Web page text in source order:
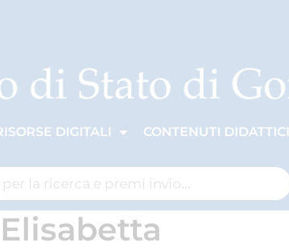
DIGITALI CONTENUTI DIDATTICI